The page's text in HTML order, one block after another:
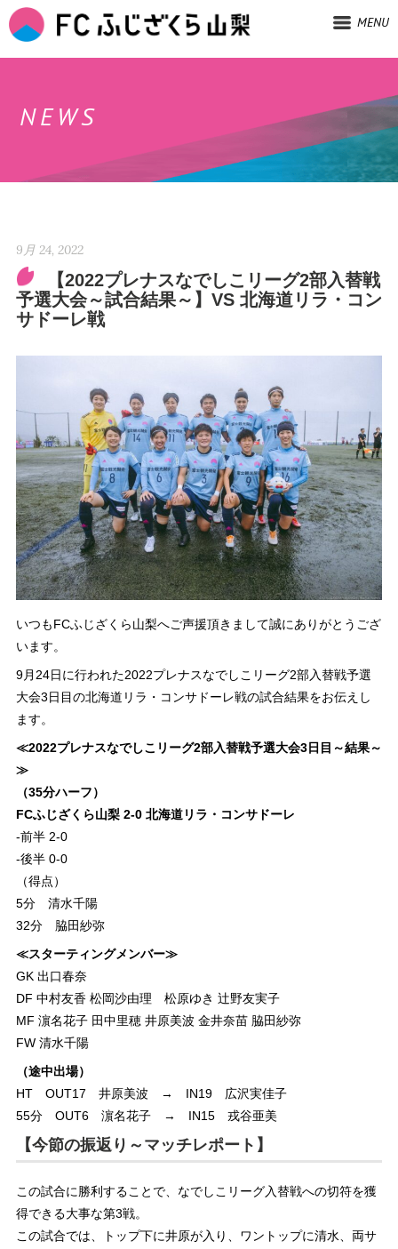
MENU
NEWS
9月 24, 2022
【2022プレナスなでしこリーグ2部入替戦
予選大会～試合結果～】VS 北海道リラ・コン
サドーレ戦
いつもFCふじざくら山梨へご声援頂きまして誠にありがとうござ
います。
9月24日に行われた2022プレナスなでしこリーグ2部入替戦予選
大会3日目の北海道リラ・コンサドーレ戦の試合結果をお伝えし
ます。
≪2022プレナスなでしこリーグ2部入替戦予選大会3日目～結果～
≫
（35分ハーフ）
FCふじざくら山梨 2-0 北海道リラ・コンサドーレ
‐前半 2-0
‐後半 0-0
（得点）
5分 清水千陽
32分 脇田紗弥
≪スターティングメンバー≫
GK 出口春奈
DF 中村友香 松岡沙由理 松原ゆき 辻野友実子
MF 濵名花子 田中里穂 井原美波 金井奈苗 脇田紗弥
FW 清水千陽
（途中出場）
HT OUT17 井原美波 → IN19 広沢実佳子
55分 OUT6 濵名花子 → IN15 戎谷亜美
【今節の振返り～マッチレポート】
この試合に勝利することで、なでしこリーグ入替戦への切符を獲
得できる大事な第3戦。
この試合では、トップ下に井原が入り、ワントップに清水、両サ